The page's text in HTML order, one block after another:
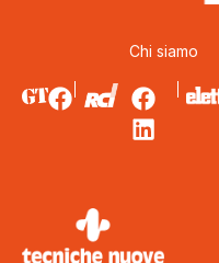
Chi siamo